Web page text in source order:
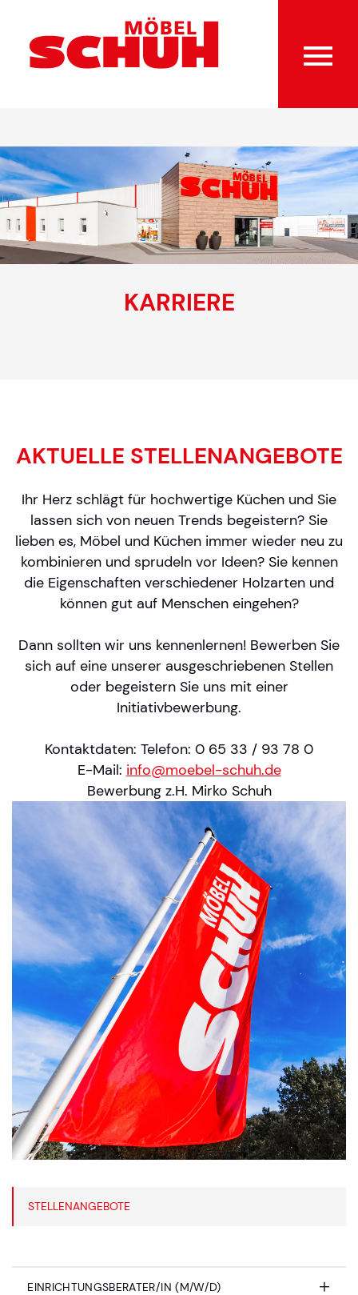
KARRIERE
AKTUELLE STELLENANGEBOTE
Ihr Herz schlägt für hochwertige Küchen und Sie
lassen sich von neuen Trends begeistern? Sie
lieben es, Möbel und Küchen immer wieder neu zu
kombinieren und sprudeln vor Ideen? Sie kennen
die Eigenschaften verschiedener Holzarten und
können gut auf Menschen eingehen?
Dann sollten wir uns kennenlernen! Bewerben Sie
sich auf eine unserer ausgeschriebenen Stellen
oder begeistern Sie uns mit einer
Initiativbewerbung.
Kontaktdaten: Telefon: 0 65 33 / 93 78 0
E-Mail: info@moebel-schuh.de
Bewerbung z.H. Mirko Schuh
STELLENANGEBOTE
EINRICHTUNGSBERATER/IN (M/W/D)